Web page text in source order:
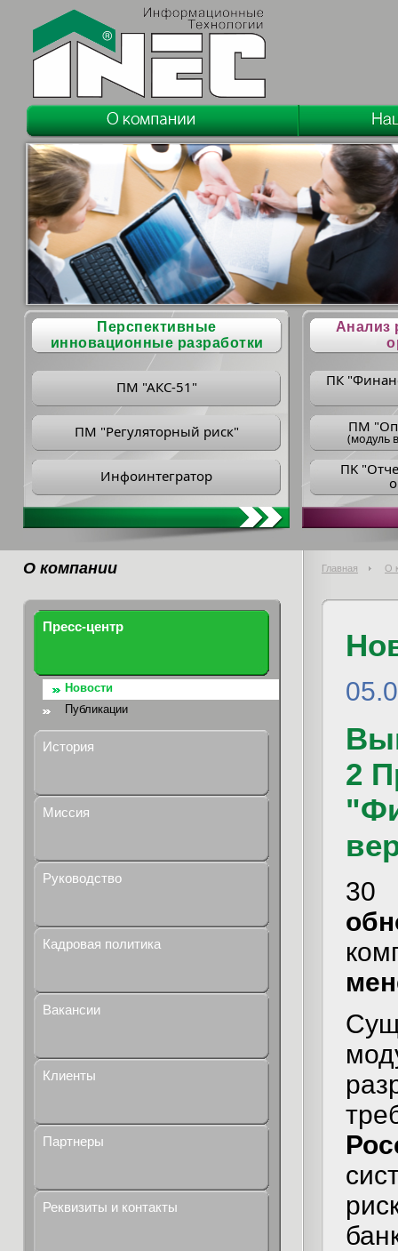
Перспективные
инновационные разработки
ПМ "АКС-51"
ПМ "Регуляторный риск"
Инфоинтегратор
Анализ
ПК
ПM
(модуль
ПK
О компании Главная О
Пресс-центр
Новости
Публикации
История
Миссия
Руководство
Кадровая политика
Вакансии
Клиенты
Партнеры
Реквизиты и контакты
2
30